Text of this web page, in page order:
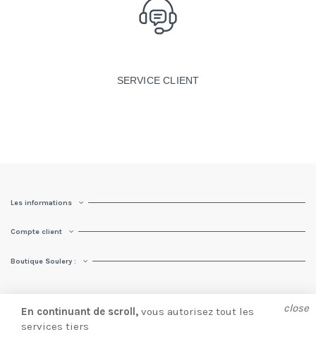
SERVICE CLIENT
Les informations
Compte client
Boutique Soulery :
© Soulery 2025 |
close
En continuant de scroll, vous autorisez tout les
services tiers